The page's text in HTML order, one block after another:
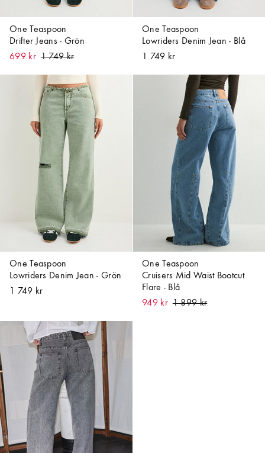
One Teaspoon
Drifter Jeans - Grön
699 kr
One Teaspoon
Lowriders Denim Jean - Blå
1 749 kr
One Teaspoon
Lowriders Denim Jean - Grön
1 749 kr
One Teaspoon
Cruisers Mid Waist Bootcut
Flare - Blå
949 kr